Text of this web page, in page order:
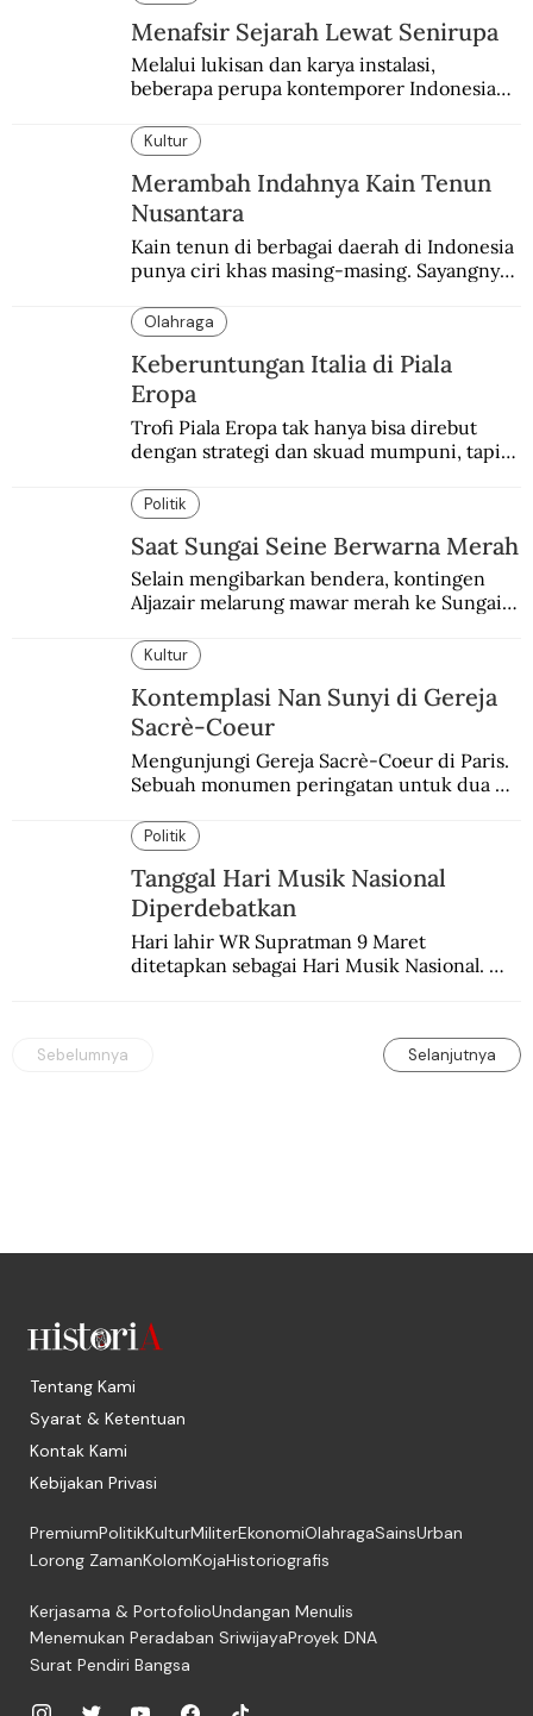
Menafsir Sejarah Lewat Senirupa
Melalui lukisan dan karya instalasi,
beberapa perupa kontemporer Indonesia
Indonesia.
Kultur
Merambah Indahnya Kain Tenun
Nusantara
Kain tenun di berbagai daerah di Indonesia
punya ciri khas masing-masing. Sayangnya,
belum memadai.
Olahraga
Keberuntungan Italia di Piala
Eropa
Trofi Piala Eropa tak hanya bisa direbut
dengan strategi dan skuad mumpuni, tapi
mengalaminya.
Politik
Saat Sungai Seine Berwarna Merah
Selain mengibarkan bendera, kontingen
Aljazair melarung mawar merah ke Sungai
Kultur
Kontemplasi Nan Sunyi di Gereja
Sacrè-Coeur
Mengunjungi Gereja Sacrè-Coeur di Paris.
Sebuah monumen peringatan untuk dua
Prancis.
Politik
Tanggal Hari Musik Nasional
Diperdebatkan
Hari lahir WR Supratman 9 Maret
ditetapkan sebagai Hari Musik Nasional.
Sebelumnya Selanjutnya
Tentang Kami
Syarat & Ketentuan
Kontak Kami
Kebijakan Privasi
PremiumPolitikKulturMiliterEkonomiOlahragaSainsUrban
Lorong ZamanKolomKojaHistoriografis
Kerjasama & PortofolioUndangan Menulis
Menemukan Peradaban SriwijayaProyek DNA
Surat Pendiri Bangsa